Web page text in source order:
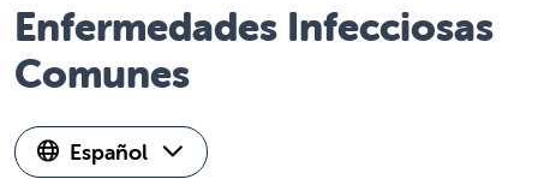
Enfermedades Infecciosas
Comunes
Español